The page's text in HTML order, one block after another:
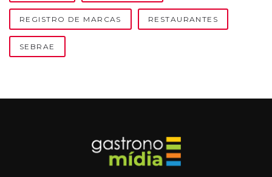
t
e
s
REGISTRO DE MARCAS RESTAURANTES
SEBRAE